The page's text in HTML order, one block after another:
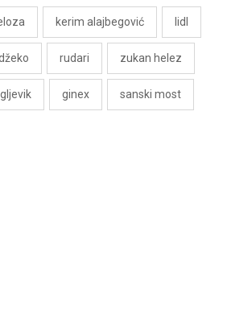
kerim alajbegović lidl
rudari zukan helez
ginex sanski most